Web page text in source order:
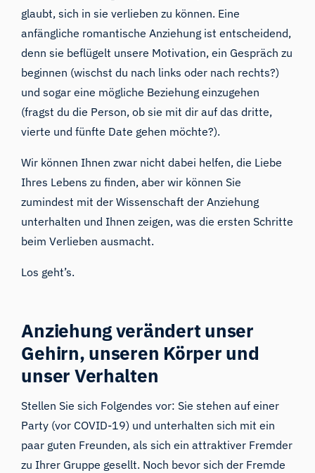
glaubt, sich in sie verlieben zu können. Eine
anfängliche romantische Anziehung ist entscheidend,
denn sie beflügelt unsere Motivation, ein Gespräch zu
beginnen (wischst du nach links oder nach rechts?)
und sogar eine mögliche Beziehung einzugehen
(fragst du die Person, ob sie mit dir auf das dritte,
vierte und fünfte Date gehen möchte?).
Wir können Ihnen zwar nicht dabei helfen, die Liebe
Ihres Lebens zu finden, aber wir können Sie
zumindest mit der Wissenschaft der Anziehung
unterhalten und Ihnen zeigen, was die ersten Schritte
beim Verlieben ausmacht.
Los geht’s.
Anziehung verändert unser
Gehirn, unseren Körper und
unser Verhalten
Stellen Sie sich Folgendes vor: Sie stehen auf einer
Party (vor COVID-19) und unterhalten sich mit ein
paar guten Freunden, als sich ein attraktiver Fremder
zu Ihrer Gruppe gesellt. Noch bevor sich der Fremde